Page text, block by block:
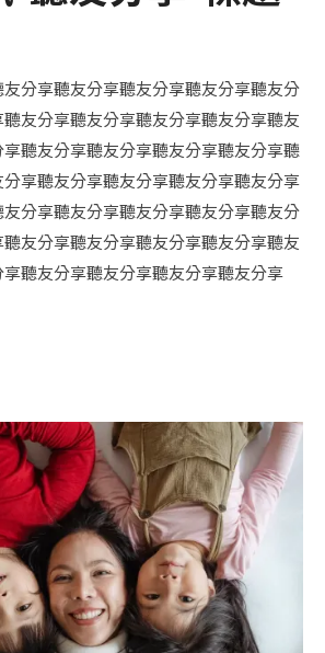
分享聽友分享聽友分享聽友分享聽友分
友分享聽友分享聽友分享聽友分享聽友
聽友分享聽友分享聽友分享聽友分享聽
享聽友分享聽友分享聽友分享聽友分享
分享聽友分享聽友分享聽友分享聽友分
友分享聽友分享聽友分享聽友分享聽友
聽友分享聽友分享聽友分享聽友分享